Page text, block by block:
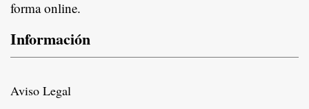
forma online.
Información
Aviso Legal